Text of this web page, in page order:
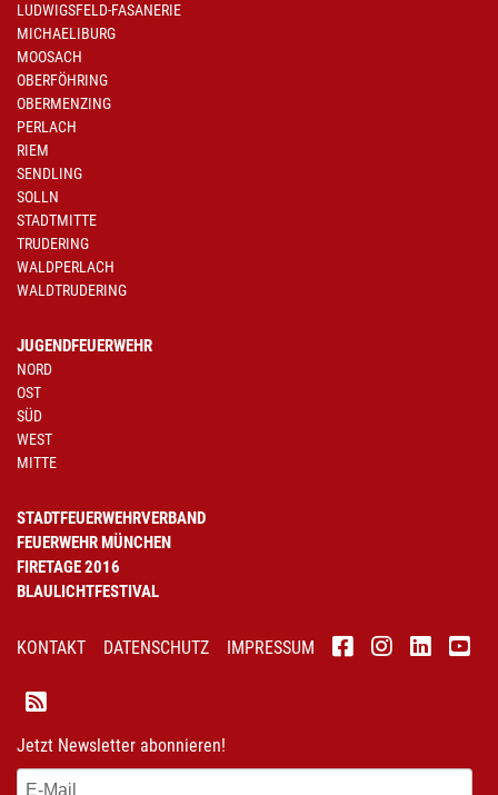
LUDWIGSFELD-FASANERIE
MICHAELIBURG
MOOSACH
OBERFÖHRING
OBERMENZING
PERLACH
RIEM
SENDLING
SOLLN
STADTMITTE
TRUDERING
WALDPERLACH
WALDTRUDERING
JUGENDFEUERWEHR
NORD
OST
SÜD
WEST
MITTE
STADTFEUERWEHRVERBAND
FEUERWEHR MÜNCHEN
FIRETAGE 2016
BLAULICHTFESTIVAL
KONTAKT DATENSCHUTZ IMPRESSUM
Jetzt Newsletter abonnieren!